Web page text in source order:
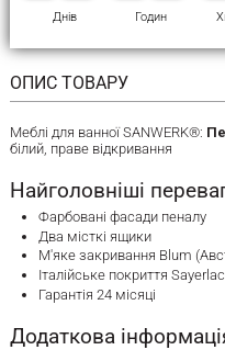
Днів Годин
ОПИС ТОВАРУ
Меблі для ванної SANWERK®:
білий, праве відкривання
Найголовніші
Фарбовані фасади пеналу
Два місткі ящики
М'яке закривання Blum
Італійське покриття
Гарантія 24 місяці
Додаткова